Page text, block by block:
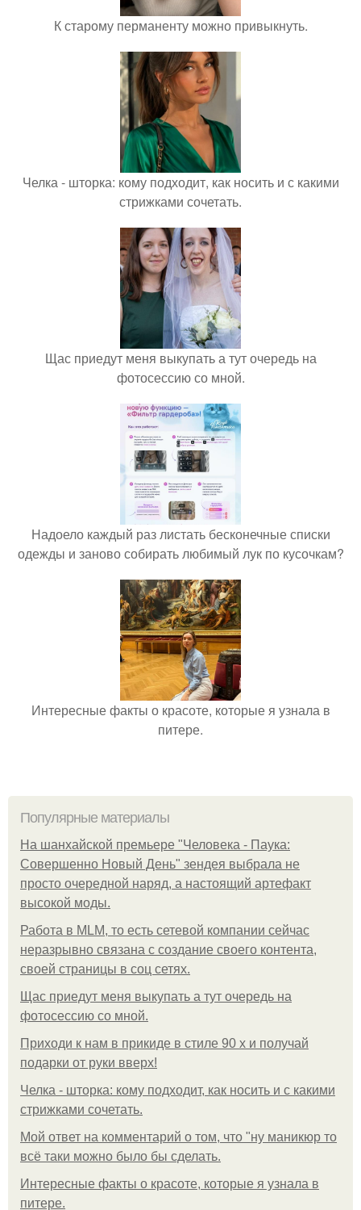
К старому перманенту можно привыкнуть.
Челка - шторка: кому подходит, как носить и с какими
стрижками сочетать.
Щас приедут меня выкупать а тут очередь на
фотосессию со мной.
Надоело каждый раз листать бесконечные списки
одежды и заново собирать любимый лук по кусочкам?
Интересные факты о красоте, которые я узнала в
питере.
Популярные материалы
На шанхайской премьере "Человека - Паука:
Совершенно Новый День" зендея выбрала не
просто очередной наряд, а настоящий артефакт
высокой моды.
Работа в MLM, то есть сетевой компании сейчас
неразрывно связана с создание своего контента,
своей страницы в соц сетях.
Щас приедут меня выкупать а тут очередь на
фотосессию со мной.
Приходи к нам в прикиде в стиле 90 х и получай
подарки от руки вверх!
Челка - шторка: кому подходит, как носить и с какими
стрижками сочетать.
Мой ответ на комментарий о том, что "ну маникюр то
всё таки можно было бы сделать.
Интересные факты о красоте, которые я узнала в
питере.